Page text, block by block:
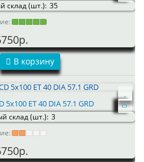
склад (шт.): 35
В корзину
5x100 ET 40 DIA 57.1 GRD
склад (шт.): 3